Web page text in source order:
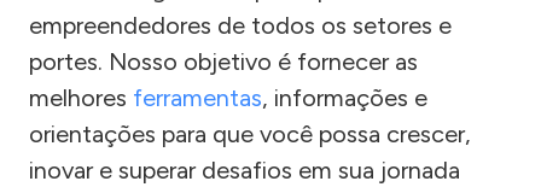
empreendedores de todos os setores e
portes. Nosso objetivo é fornecer as
melhores ferramentas, informações e
orientações para que você possa crescer,
inovar e superar desafios em sua jornada